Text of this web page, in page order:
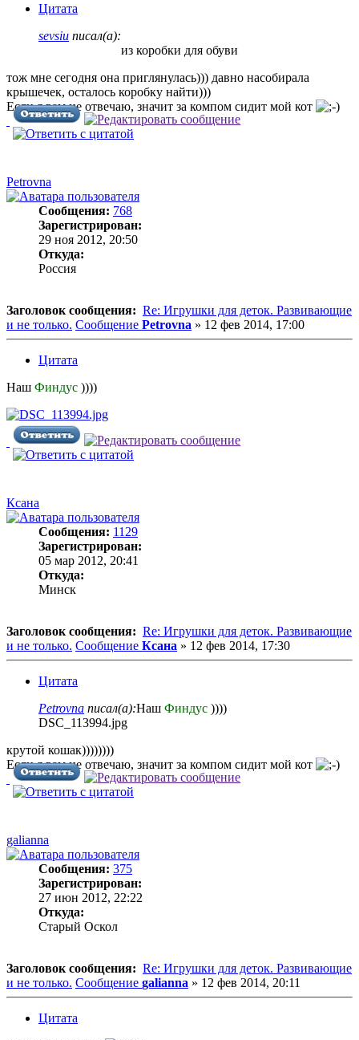
Цитата
sevsiu писал(а):
из коробки для обуви
тож мне сегодня она приглянулась))) давно насобирала
крышечек, осталось коробку найти)))
Если я вам не отвечаю, значит за компом сидит мой кот
Petrovna
Сообщения: 768
Зарегистрирован:
29 ноя 2012, 20:50
Откуда:
Россия
Заголовок сообщения: Re: Игрушки для деток. Развивающие
и не только. Сообщение Petrovna » 12 фев 2014, 17:00
Цитата
Наш Финдус ))))
Ксана
Сообщения: 1129
Зарегистрирован:
05 мар 2012, 20:41
Откуда:
Минск
Заголовок сообщения: Re: Игрушки для деток. Развивающие
и не только. Сообщение Ксана » 12 фев 2014, 17:30
Цитата
Petrovna писал(а):Наш Финдус ))))
DSC_113994.jpg
крутой кошак))))))))
Если я вам не отвечаю, значит за компом сидит мой кот
galianna
Сообщения: 375
Зарегистрирован:
27 июн 2012, 22:22
Откуда:
Старый Оскол
Заголовок сообщения: Re: Игрушки для деток. Развивающие
и не только. Сообщение galianna » 12 фев 2014, 20:11
Цитата